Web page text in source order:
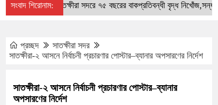
সংবাদ শিরোনাম:সাতক্ষীরা সদরে ৭৫ বছরের বাকপ্রতিবন্ধী বৃদ্ধ নিখোঁজ,সন্ধান
প্রচ্ছদ
সাতক্ষীরা সদর
সাতক্ষীরা-২ আসনে নির্বাচনী প্রচারণার পোস্টার–ব্যানার অপসারণের নির্দেশ
সাতক্ষীরা-২ আসনে নির্বাচনী প্রচারণার পোস্টার–ব্যানার
অপসারণের নির্দেশ